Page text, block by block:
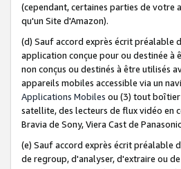
(cependant, certaines parties de votre
qu'un Site d'Amazon).
(d) Sauf accord exprès écrit préalable
application conçue pour ou destinée à
non conçus ou destinés à être utilisés
appareils mobiles accessible via un
Applications Mobiles ou (3) tout boîtier
satellite, des lecteurs de flux vidéo en
Bravia de Sony, Viera Cast de
(e) Sauf accord exprès écrit préalable
de regroup, d'analyser, d'extraire ou